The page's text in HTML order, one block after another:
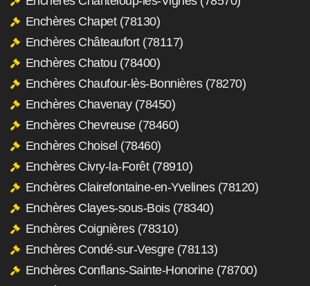
Enchères Chapet (78130)
Enchères Châteaufort (78117)
Enchères Chatou (78400)
Enchères Chaufour-lès-Bonnières (78270)
Enchères Chavenay (78450)
Enchères Chevreuse (78460)
Enchères Choisel (78460)
Enchères Civry-la-Forêt (78910)
Enchères Clairefontaine-en-Yvelines (78120)
Enchères Clayes-sous-Bois (78340)
Enchères Coignières (78310)
Enchères Condé-sur-Vesgre (78113)
Enchères Conflans-Sainte-Honorine (78700)